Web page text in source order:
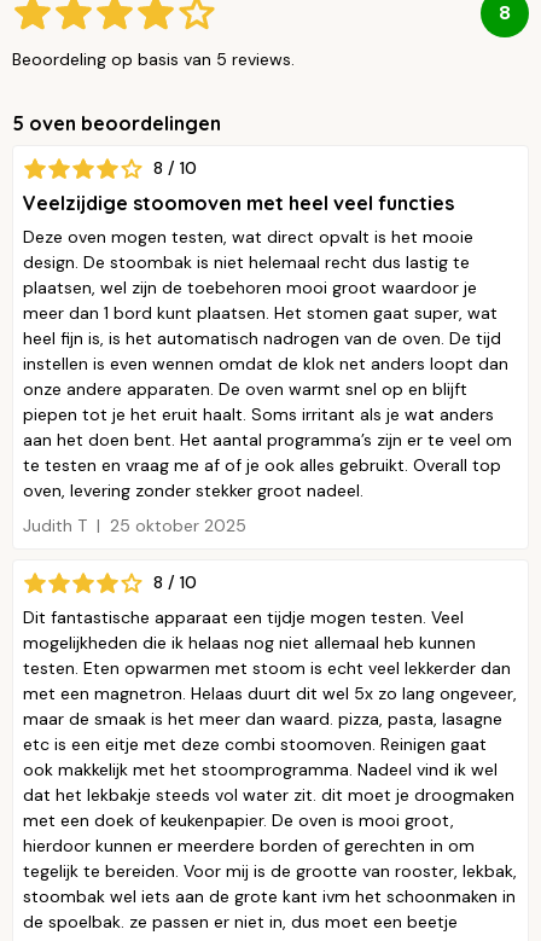
8
Beoordeling op basis van 5 reviews.
5 oven beoordelingen
8 / 10
Veelzijdige stoomoven met heel veel functies
Deze oven mogen testen, wat direct opvalt is het mooie
design. De stoombak is niet helemaal recht dus lastig te
plaatsen, wel zijn de toebehoren mooi groot waardoor je
meer dan 1 bord kunt plaatsen. Het stomen gaat super, wat
heel fijn is, is het automatisch nadrogen van de oven. De tijd
instellen is even wennen omdat de klok net anders loopt dan
onze andere apparaten. De oven warmt snel op en blijft
piepen tot je het eruit haalt. Soms irritant als je wat anders
aan het doen bent. Het aantal programma’s zijn er te veel om
te testen en vraag me af of je ook alles gebruikt. Overall top
oven, levering zonder stekker groot nadeel.
Judith T
25 oktober 2025
8 / 10
Dit fantastische apparaat een tijdje mogen testen. Veel
mogelijkheden die ik helaas nog niet allemaal heb kunnen
testen. Eten opwarmen met stoom is echt veel lekkerder dan
met een magnetron. Helaas duurt dit wel 5x zo lang ongeveer,
maar de smaak is het meer dan waard. pizza, pasta, lasagne
etc is een eitje met deze combi stoomoven. Reinigen gaat
ook makkelijk met het stoomprogramma. Nadeel vind ik wel
dat het lekbakje steeds vol water zit. dit moet je droogmaken
met een doek of keukenpapier. De oven is mooi groot,
hierdoor kunnen er meerdere borden of gerechten in om
tegelijk te bereiden. Voor mij is de grootte van rooster, lekbak,
stoombak wel iets aan de grote kant ivm het schoonmaken in
de spoelbak. ze passen er niet in, dus moet een beetje